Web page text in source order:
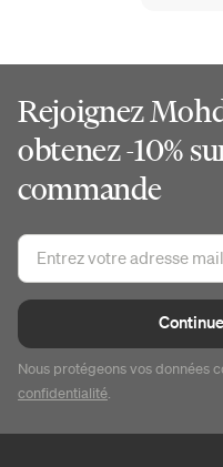
Rejoignez
obtenez -10%
commande
Nous protégeons vos données
confidentialité.